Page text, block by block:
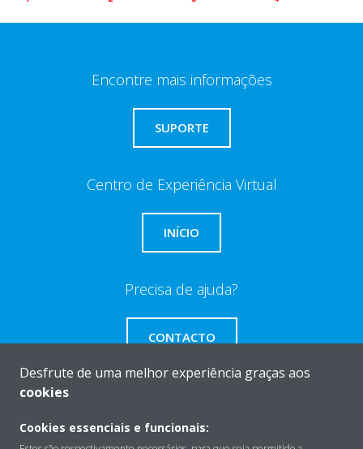
Encontre mais informações
SUPORTE
Centro de Experiência Virtual
INÍCIO
Precisa de ajuda?
CONTACTO
Sobre
Desfrute de uma melhor experiência graças aos
cookies
Cookies essenciais e funcionais: